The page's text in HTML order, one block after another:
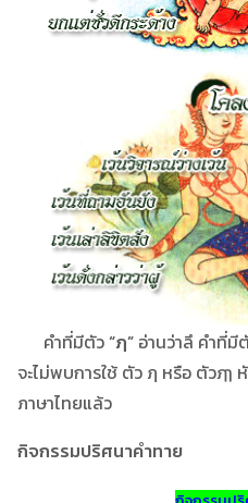
คำที่มีตัว“ฦ” อ่านว่าลึ คำที่มี
จะไม่พบการใช้ ตัว ฦ หรือ ตัวฦๅ
ภาษาไทยแล้ว
กิจกรรมปริศนาคำทาย